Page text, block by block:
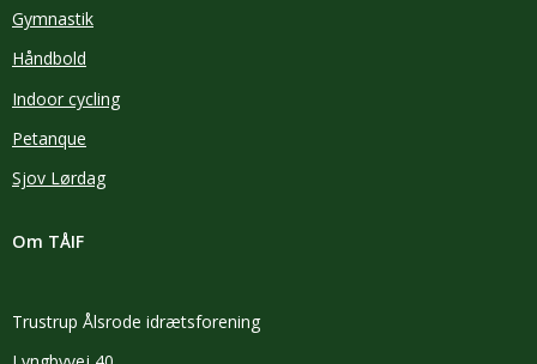
Gymnastik
Håndbold
Indoor cycling
Petanque
Sjov Lørdag
Om TÅIF
Trustrup Ålsrode idrætsforening